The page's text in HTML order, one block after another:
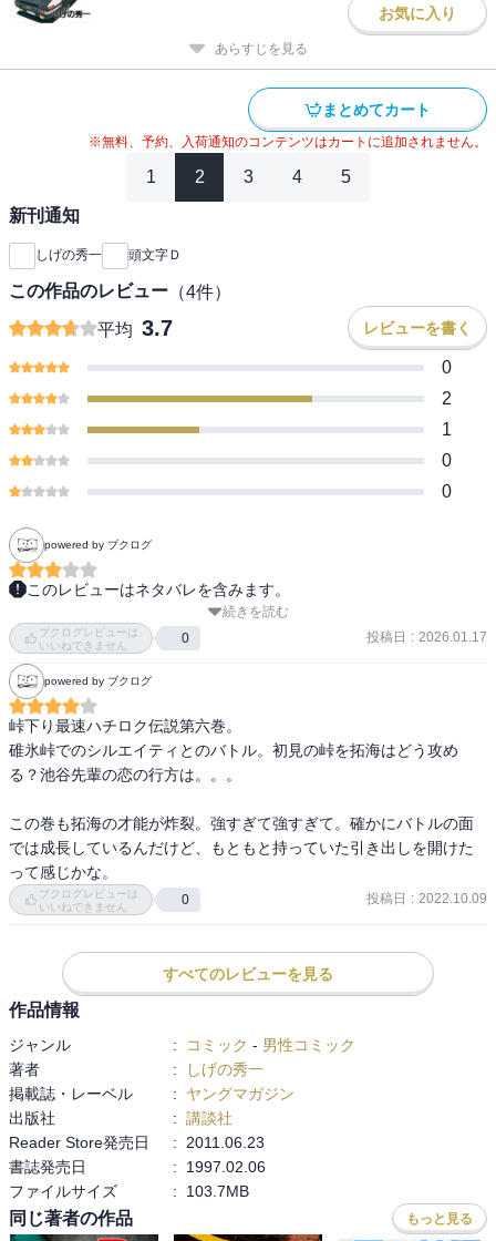
お気に入り
あらすじを見る
まとめてカート
※無料、予約、入荷通知のコンテンツはカートに追加されません。
1 2 3 4 5
新刊通知
しげの秀一 頭文字Ｄ
この作品のレビュー （4件）
平均 3.7 レビューを書く
0
2
1
0
0
powered by ブクログ
このレビューはネタバレを含みます。
真子ちゃんはわざわざ池谷に会いに来て
なんで自分を贄にバトルを交渉するのだろう。
思考回路がまったく意味不明。
自分でガソスタへ行って交渉すれば良いのでは？
健二が池谷に、友達を蔑ろにしていると怒るところは好きだ。
怖気づいた沙雪に真子がバラスト呼ばわりするところが笑ってしま
体重49kgでデブじゃないと言い訳させる辺り、
男が書いた漫画だなと思う。アシや編集にも女性がいないのだろう
か。
池谷も少しは見習えば良いのに。
ぐだぐだ格好悪いし気持ち悪い。
真子ちゃんが可哀想なだけで、池谷は傷心で落ち込む意味がわから
電話して渋滞していたと言い訳と謝罪くらいしろよと思う。
何故振られた面しているのだろう。
続きを読む
ブクログレビューは
いいねできません
0 投稿日 : 2026.01.17
powered by ブクログ
峠下り最速ハチロク伝説第六巻。
碓氷峠でのシルエイティとのバトル。初見の峠を拓海はどう攻め
る？池谷先輩の恋の行方は。。。
この巻も拓海の才能が炸裂。強すぎて強すぎて。確かにバトルの面
では成長しているんだけど、もともと持っていた引き出しを開けた
って感じかな。
ブクログレビューは
いいねできません
0 投稿日 : 2022.10.09
すべてのレビューを見る
作品情報
ジャンル : コミック - 男性コミック
著者
:
しげの秀一
掲載誌・レーベル
:
ヤングマガジン
出版社
: 講談社
Reader Store発売日
:
2011.06.23
書誌発売日
:
1997.02.06
ファイルサイズ
: 103.7MB
同じ著者の作品 もっと見る